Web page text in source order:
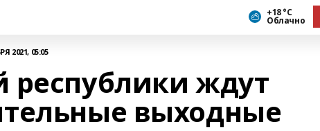
+18 °С
Облачно
2021, 05:05
республики ждут
выходные